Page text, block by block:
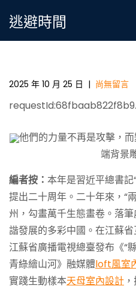
逃避時間
“縣”在起筆 青綠繪山河丨
2025 年 10 月 25 日 | 尚無留言
他們的力量不再是攻擊，
端背景
編者按： 本年是習近平總書
提出二十周年。二十年來，“
州，勾畫萬千生態畫卷。落
諧發展的多彩中國。在江蘇
江蘇省廣播電視總臺發布《“
青綠繪山河》融媒體loft風室
實踐生動樣本天母室內設計